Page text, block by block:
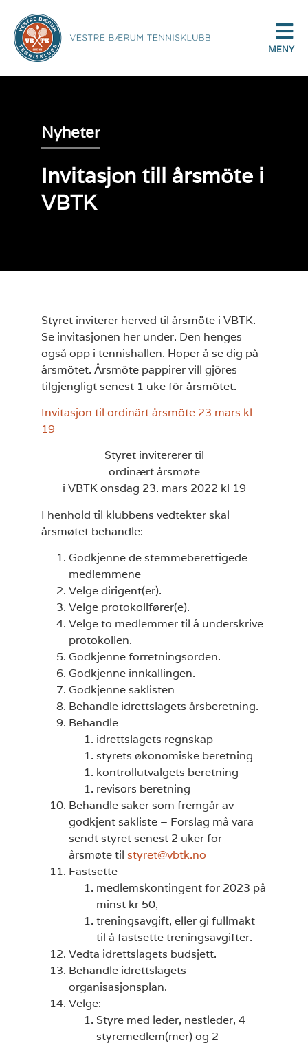
MENY
Nyheter
Invitasjon till årsmöte i
VBTK
Styret inviterer herved til årsmöte i VBTK.
Se invitasjonen her under. Den henges
også opp i tennishallen. Hoper å se dig på
årsmötet. Årsmöte pappirer vill gjöres
tilgjengligt senest 1 uke för årsmötet.
Invitasjon til ordinärt årsmöte 23 mars kl
19
Styret invitererer til
ordinært årsmøte
i VBTK onsdag 23. mars 2022 kl 19
I henhold til klubbens vedtekter skal
årsmøtet behandle:
Godkjenne de stemmeberettigede
medlemmene
Velge dirigent(er).
Velge protokollfører(e).
Velge to medlemmer til å underskrive
protokollen.
Godkjenne forretningsorden.
Godkjenne innkallingen.
Godkjenne saklisten
Behandle idrettslagets årsberetning.
Behandle
idrettslagets regnskap
styrets økonomiske beretning
kontrollutvalgets beretning
revisors beretning
Behandle saker som fremgår av
godkjent sakliste – Forslag må vara
sendt styret senest 2 uker for
årsmøte til styret@vbtk.no
Fastsette
medlemskontingent for 2023 på
minst kr 50,-
treningsavgift, eller gi fullmakt
til å fastsette treningsavgifter.
Vedta idrettslagets budsjett.
Behandle idrettslagets
organisasjonsplan.
Velge:
Styre med leder, nestleder, 4
styremedlem(mer) og 2